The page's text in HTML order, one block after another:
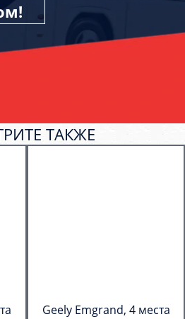
ТАКЖЕ
Geely Emgrand, 4 места